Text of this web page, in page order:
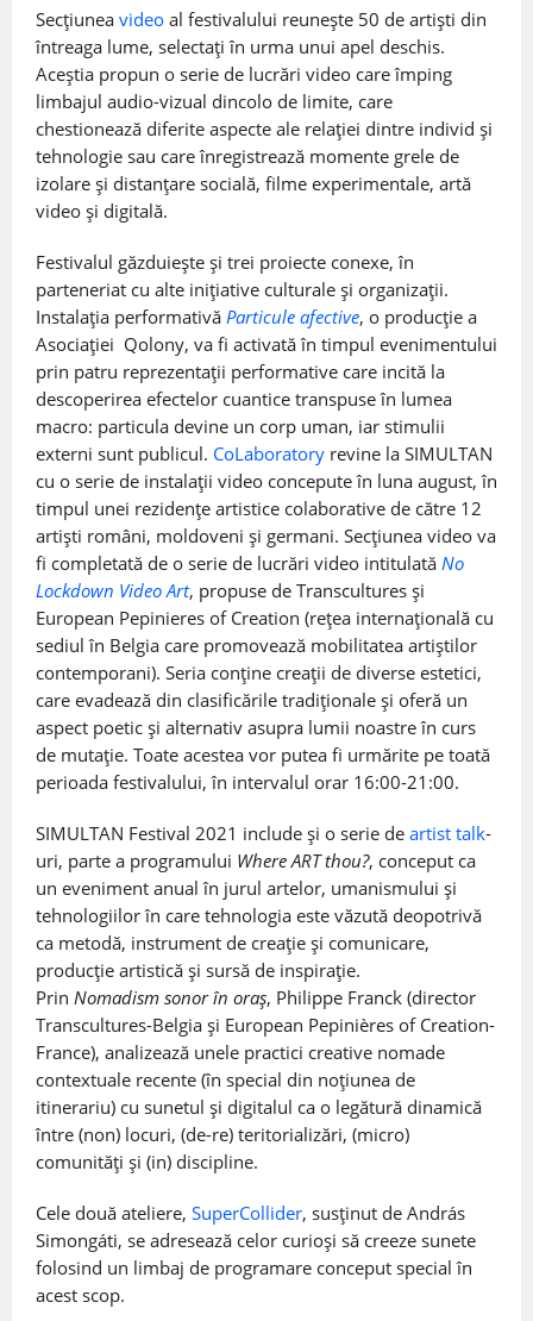
Secțiunea video al festivalului reunește 50 de artiști din
întreaga lume, selectați în urma unui apel deschis.
Aceștia propun o serie de lucrări video care împing
limbajul audio-vizual dincolo de limite, care
chestionează diferite aspecte ale relației dintre individ și
tehnologie sau care înregistrează momente grele de
izolare și distanțare socială, filme experimentale, artă
video și digitală.
Festivalul găzduiește și trei proiecte conexe, în
parteneriat cu alte inițiative culturale și organizații.
Instalația performativă Particule afective, o producție a
Asociației Qolony, va fi activată în timpul evenimentului
prin patru reprezentații performative care incită la
descoperirea efectelor cuantice transpuse în lumea
macro: particula devine un corp uman, iar stimulii
externi sunt publicul. CoLaboratory revine la SIMULTAN
cu o serie de instalații video concepute în luna august, în
timpul unei rezidențe artistice colaborative de către 12
artiști români, moldoveni și germani. Secțiunea video va
fi completată de o serie de lucrări video intitulată No
Lockdown Video Art, propuse de Transcultures și
European Pepinieres of Creation (rețea internațională cu
sediul în Belgia care promovează mobilitatea artiștilor
contemporani). Seria conține creații de diverse estetici,
care evadează din clasificările tradiționale și oferă un
aspect poetic și alternativ asupra lumii noastre în curs
de mutaţie. Toate acestea vor putea fi urmărite pe toată
perioada festivalului, în intervalul orar 16:00-21:00.
SIMULTAN Festival 2021 include și o serie de artist talk-
uri, parte a programului Where ART thou?, conceput ca
un eveniment anual în jurul artelor, umanismului și
tehnologiilor în care tehnologia este văzută deopotrivă
ca metodă, instrument de creație și comunicare,
producție artistică și sursă de inspirație.
Prin Nomadism sonor în oraș, Philippe Franck (director
Transcultures-Belgia și European Pepinières of Creation-
France), analizează unele practici creative nomade
contextuale recente (în special din noțiunea de
itinerariu) cu sunetul și digitalul ca o legătură dinamică
între (non) locuri, (de-re) teritorializări, (micro)
comunități și (in) discipline.
Cele două ateliere, SuperCollider, susținut de András
Simongáti, se adresează celor curioși să creeze sunete
folosind un limbaj de programare conceput special în
acest scop.